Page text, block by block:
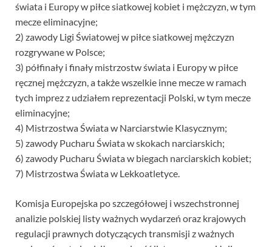
świata i Europy w piłce siatkowej kobiet i mężczyzn, w tym
mecze eliminacyjne;
2) zawody Ligi Światowej w piłce siatkowej mężczyzn
rozgrywane w Polsce;
3) półfinały i finały mistrzostw świata i Europy w piłce
ręcznej mężczyzn, a także wszelkie inne mecze w ramach
tych imprez z udziałem reprezentacji Polski, w tym mecze
eliminacyjne;
4) Mistrzostwa Świata w Narciarstwie Klasycznym;
5) zawody Pucharu Świata w skokach narciarskich;
6) zawody Pucharu Świata w biegach narciarskich kobiet;
7) Mistrzostwa Świata w Lekkoatletyce.
Komisja Europejska po szczegółowej i wszechstronnej
analizie polskiej listy ważnych wydarzeń oraz krajowych
regulacji prawnych dotyczących transmisji z ważnych